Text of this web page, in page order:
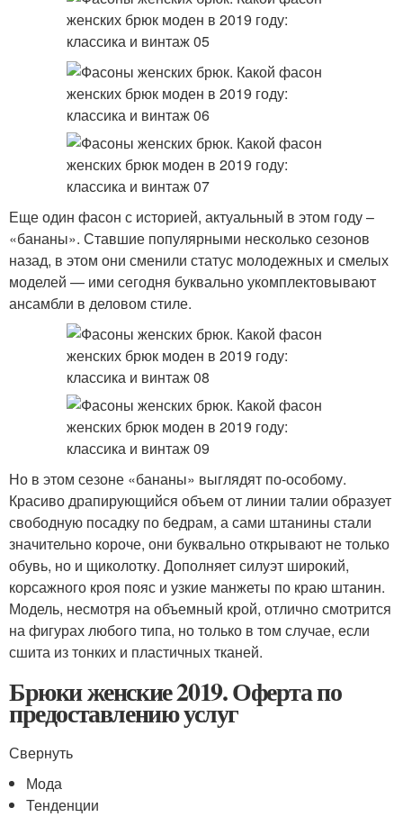
Еще один фасон с историей, актуальный в этом году –
«бананы». Ставшие популярными несколько сезонов
назад, в этом они сменили статус молодежных и смелых
моделей — ими сегодня буквально укомплектовывают
ансамбли в деловом стиле.
Но в этом сезоне «бананы» выглядят по-особому.
Красиво драпирующийся объем от линии талии образует
свободную посадку по бедрам, а сами штанины стали
значительно короче, они буквально открывают не только
обувь, но и щиколотку. Дополняет силуэт широкий,
корсажного кроя пояс и узкие манжеты по краю штанин.
Модель, несмотря на объемный крой, отлично смотрится
на фигурах любого типа, но только в том случае, если
сшита из тонких и пластичных тканей.
Брюки женские 2019. Оферта по
предоставлению услуг
Свернуть
Мода
Тенденции